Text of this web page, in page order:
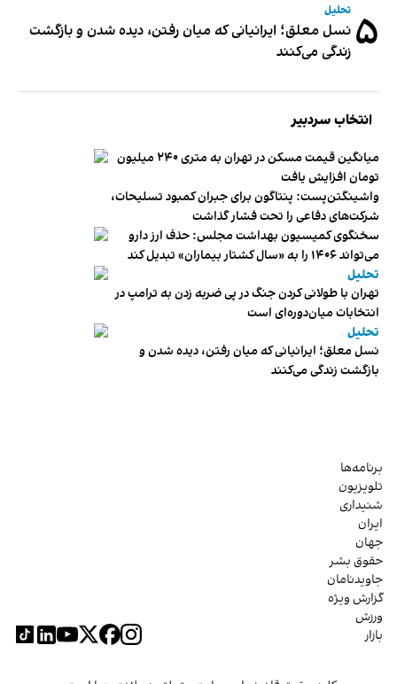
۵ تحلیل
نسل معلق؛ ایرانیانی که میان رفتن، دیده شدن و بازگشت
زندگی می‌کنند
انتخاب سردبیر
میانگین قیمت مسکن در تهران به متری ۲۴۰ میلیون
تومان افزایش یافت
واشینگتن‌پست: پنتاگون برای جبران کمبود تسلیحات،
شرکت‌های دفاعی را تحت فشار گذاشت
سخنگوی کمیسیون بهداشت مجلس: حذف ارز دارو
می‌تواند ۱۴۰۶ را به «سال کشتار بیماران» تبدیل کند
تحلیل
تهران با طولانی کردن جنگ در پی ضربه زدن به ترامپ در
انتخابات میان‌دوره‌ای است
تحلیل
نسل معلق؛ ایرانیانی که میان رفتن، دیده شدن و
بازگشت زندگی می‌کنند
برنامه‌ها
تلویزیون
شنیداری
ایران
جهان
حقوق بشر
جاویدنامان
گزارش ویژه
ورزش
بازار